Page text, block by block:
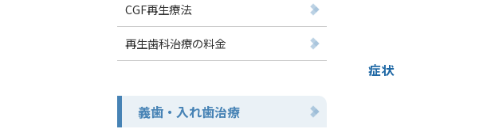
症状
CGF再生療法
再生歯科治療の料金
義歯・入れ歯治療